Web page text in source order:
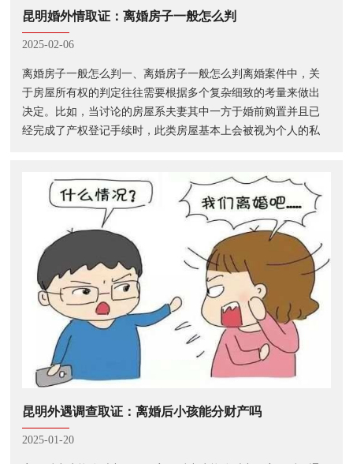
昆明婚外情取证：离婚房子一般怎么判
2025-02-06
离婚房子一般怎么判一、离婚房子一般怎么判离婚案件中，关
于房屋所有权的判定往往需要根据多个复杂细致的考量来做出
决定。比如，当讨论的房屋系夫妻其中一方于婚前购置并且已
经完成了产权登记手续时，此类房屋基本上会被视为个人的私
昆明外遇调查取证：离婚后小孩能分财产吗
2025-01-20